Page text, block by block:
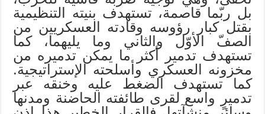
بل ربّما قاصمة، تستهدف بنيته التنظيمية
بقتل كبار رؤوسه وقادته العسكريين من
الصفّ الأوّل والثاني وما يليهما، كما
تستهدف تدمير أكثر ما يمكن تدميره من
مخزونه العسكري وأسلحته الإستراتيجية.
كما تستهدف الضغط عليه وخنقه عبر
تدميرٍ واسع لقرى طائفته الحاضنة ومدنها